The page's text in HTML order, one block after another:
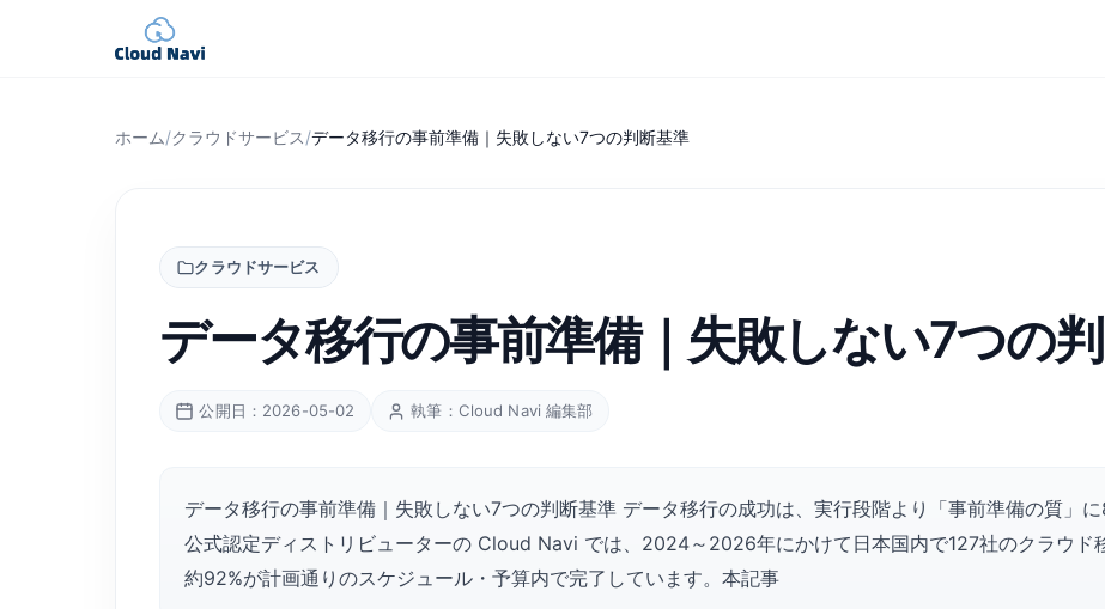
ホーム/クラウドサービス/データ移行の事前準備｜失敗しない7つの判断基準
クラウドサービス
データ移行の事前準備｜失敗しない7つの
公開日：2026-05-02 執筆：Cloud Navi 編集部
データ移行の事前準備｜失敗しない7つの判断基準 データ移行の成功は、実行段階より「事前準備の質」
公式認定ディストリビューターの Cloud Navi では、2024～2026年にかけて日本国内で127社のクラウド
約92%が計画通りのスケジュール・予算内で完了しています。本記事